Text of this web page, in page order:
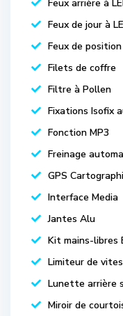
Feux arrière à
Feux de jour à
Feux de position
Filets de coffre
Filtre à Pollen
Fixations Isofix
Fonction MP3
Freinage
GPS
Interface Media
Jantes Alu
Kit mains-
Limiteur de
Lunette arrière
Miroir de